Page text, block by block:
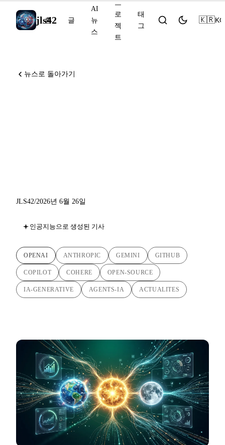
jls42
홈 글
AI
뉴
스
프
로
젝
트
태
그
🇰🇷KO
뉴스로 돌아가기
JLS42/2026년 6월 26일
인공지능으로 생성된 기사
OPENAI ANTHROPIC GEMINI GITHUB
COPILOT COHERE OPEN-SOURCE
IA-GENERATIVE AGENTS-IA ACTUALITES